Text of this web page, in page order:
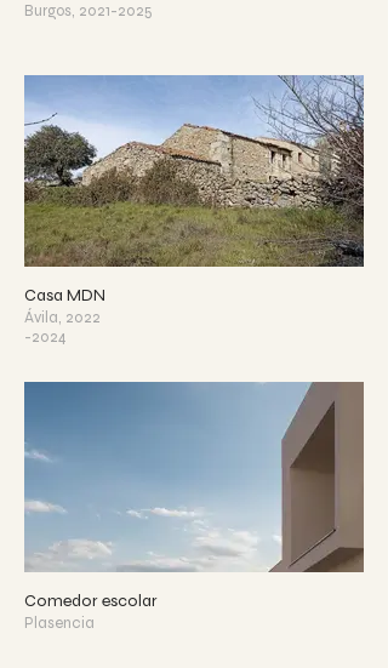
Burgos, 2021-2025
Casa MDN
Ávila, 2022
-2024
Comedor escolar
Plasencia